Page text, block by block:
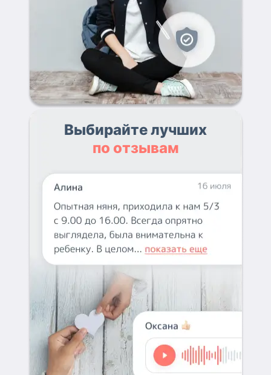
Выбирайте лучших
по отзывам